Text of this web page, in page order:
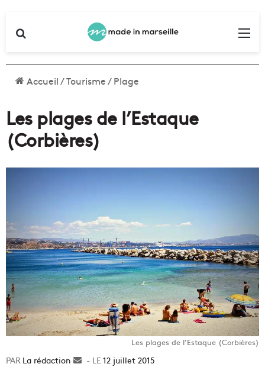
Accueil/Tourisme/Plage
Les plages de l’Estaque
(Corbières)
Les plages de l’Estaque (Corbières)
La rédaction
Envoyer12 juillet 2015